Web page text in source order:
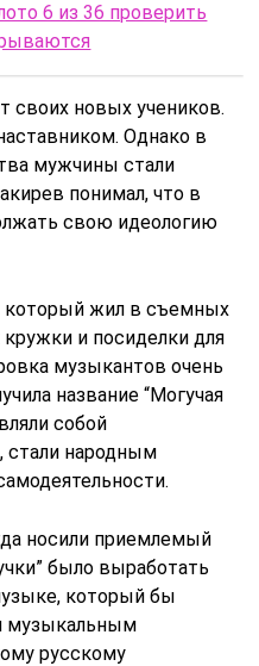
6 из 36 проверить
своих новых учеников.
Однако в
мужчины стали
понимал, что в
свою идеологию
который жил в съемных
кружки и посиделки для
музыкантов очень
название “Могучая
собой
народным
носили приемлемый
было выработать
который бы
музыкальным
русскому